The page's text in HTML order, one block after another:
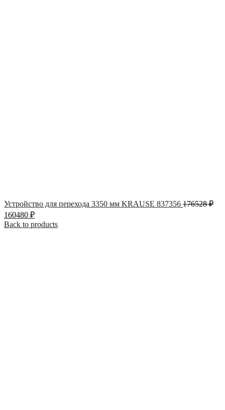
Устройство для перехода 3350 мм KRAUSE 837356 176528₽
160480 ₽
Back to products